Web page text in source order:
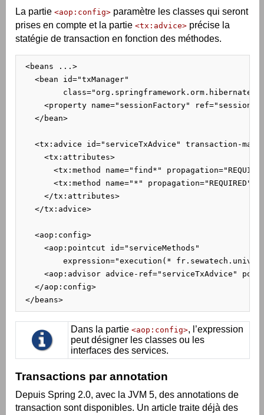
La partie <aop:config> paramètre les classes qui seront
prises en compte et la partie <tx:advice> précise la
statégie de transaction en fonction des méthodes.
<beans ...>
   <bean id="txManager"
<property name="sessionFactory"
   </bean>
<tx:advice id="serviceTxAdvice" transaction-
     <tx:attributes>
<tx:method name="find*"
<tx:method name="*" propagation="REQUIRED" /
     </tx:attributes>
   </tx:advice>
   <aop:config>
     <aop:pointcut id="serviceMethods"
expression="execution(*
<aop:advisor advice-ref="serviceTxAdvice"
   </aop:config>
</beans>
Dans la partie <aop:config>, l’expression
peut désigner les classes ou les
interfaces des services.
Transactions par annotation
Depuis Spring 2.0, avec la JVM 5, des annotations de
transaction sont disponibles. Un article traite déjà des